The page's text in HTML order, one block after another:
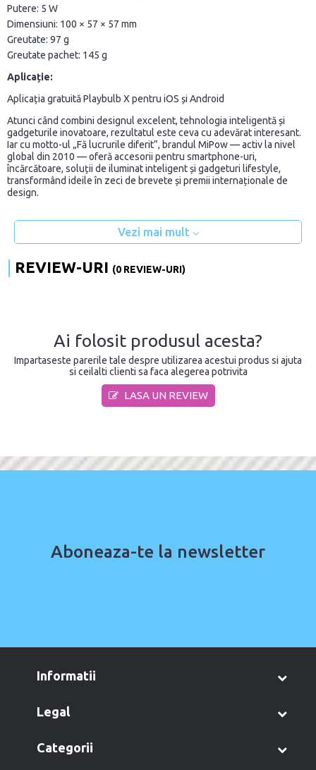
Putere: 5 W
Dimensiuni: 100 × 57 × 57 mm
Greutate: 97 g
Greutate pachet: 145 g
Aplicație:
Aplicația gratuită Playbulb X pentru iOS și Android
Atunci când combini designul excelent, tehnologia inteligentă și
gadgeturile inovatoare, rezultatul este ceva cu adevărat interesant.
Iar cu motto-ul „Fă lucrurile diferit”, brandul MiPow — activ la nivel
global din 2010 — oferă accesorii pentru smartphone-uri,
încărcătoare, soluții de iluminat inteligent și gadgeturi lifestyle,
transformând ideile în zeci de brevete și premii internaționale de
design.
Vezi mai mult
REVIEW-URI (0 REVIEW-URI)
Ai folosit produsul acesta?
Impartaseste parerile tale despre utilizarea acestui produs si ajuta
si ceilalti clienti sa faca alegerea potrivita
LASA UN REVIEW
Aboneaza-te la newsletter
informatii
legal
categorii